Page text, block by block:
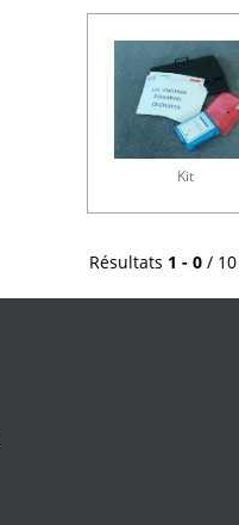
Kit
Résultats 1 - 0 / 10